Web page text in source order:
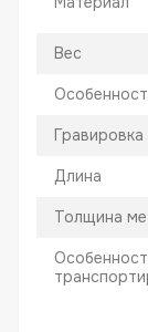
Вес
Гравировка
Длина
Толщина